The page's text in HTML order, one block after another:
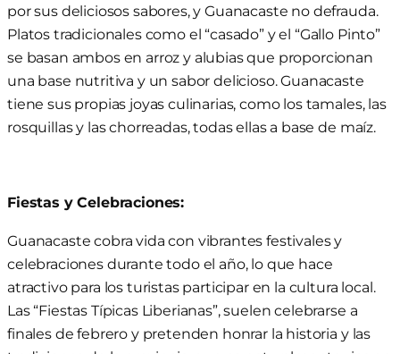
por sus deliciosos sabores, y Guanacaste no defrauda.
Platos tradicionales como el “casado” y el “Gallo Pinto”
se basan ambos en arroz y alubias que proporcionan
una base nutritiva y un sabor delicioso. Guanacaste
tiene sus propias joyas culinarias, como los tamales, las
rosquillas y las chorreadas, todas ellas a base de maíz.
Fiestas y Celebraciones:
Guanacaste cobra vida con vibrantes festivales y
celebraciones durante todo el año, lo que hace
atractivo para los turistas participar en la cultura local.
Las “Fiestas Típicas Liberianas”, suelen celebrarse a
finales de febrero y pretenden honrar la historia y las